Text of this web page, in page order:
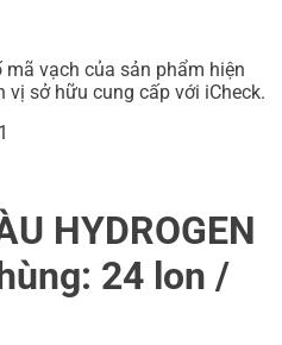
vạch của sản phẩm hiện
sở hữu cung cấp với iCheck.
HYDROGEN
24 lon /